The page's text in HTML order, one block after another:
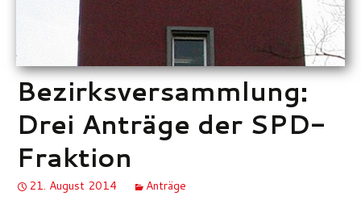
Bezirksversammlung:
Drei Anträge der SPD-
Fraktion
21. August 2014 Anträge